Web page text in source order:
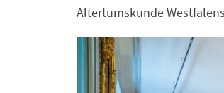
Altertumskunde